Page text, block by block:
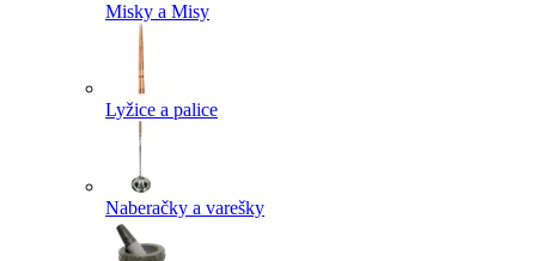
Misky a Misy
Lyžice a palice
Naberačky a varešky